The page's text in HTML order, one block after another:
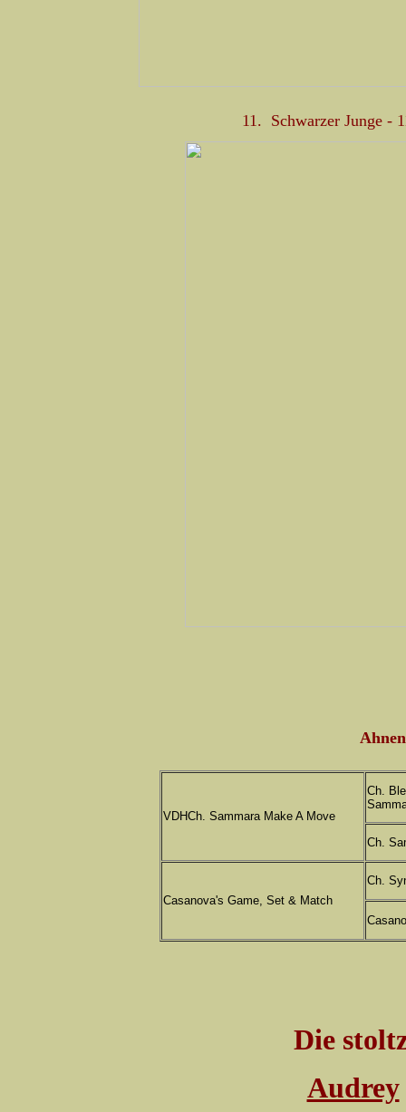
Die
Audrey
11. Schwarzer Junge -
VDHCh. Sammara Make A Move
Ch.
Ch.
Casanova's Game, Set & Match
Ch.